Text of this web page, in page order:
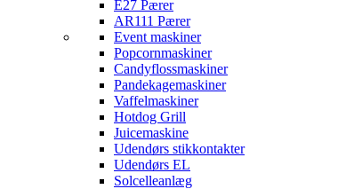
E27 Pærer
AR111 Pærer
Event maskiner
Popcornmaskiner
Candyflossmaskiner
Pandekagemaskiner
Vaffelmaskiner
Hotdog Grill
Juicemaskine
Udendørs stikkontakter
Udendørs EL
Solcelleanlæg